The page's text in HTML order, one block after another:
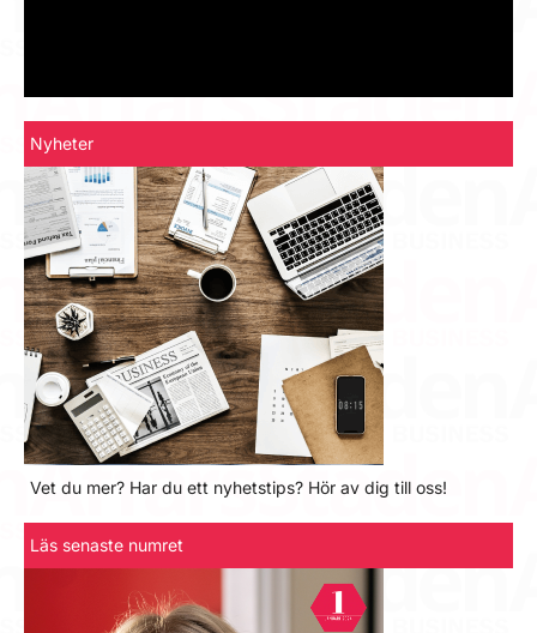
Nyheter
Vet du mer? Har du ett nyhetstips? Hör av dig till oss!
Läs senaste numret